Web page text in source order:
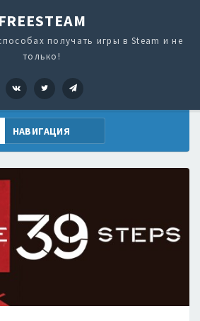
FREESTEAM
получать игры в Steam и не
только!
VK Twitter